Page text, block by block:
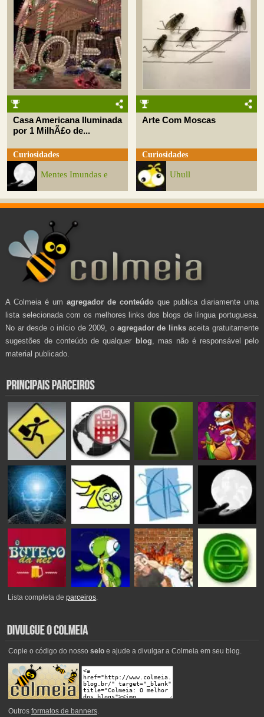
Casa Americana Iluminada
por 1 MilhÃ£o de...
Curiosidades
Mentes Imundas e
Arte Com Moscas
Curiosidades
Uhull
A Colmeia é um agregador de conteúdo que publica diariamente uma
lista selecionada com os melhores links dos blogs de língua portuguesa.
No ar desde o início de 2009, o agregador de linksaceita gratuitamente
sugestões de conteúdo de qualquer blog , mas não é responsável pelo
material publicado.
Lista completa deparceiros.
Copie o código do nosso seloe ajude a divulgar a Colmeia em seu blog.
Outros formatos de banners.